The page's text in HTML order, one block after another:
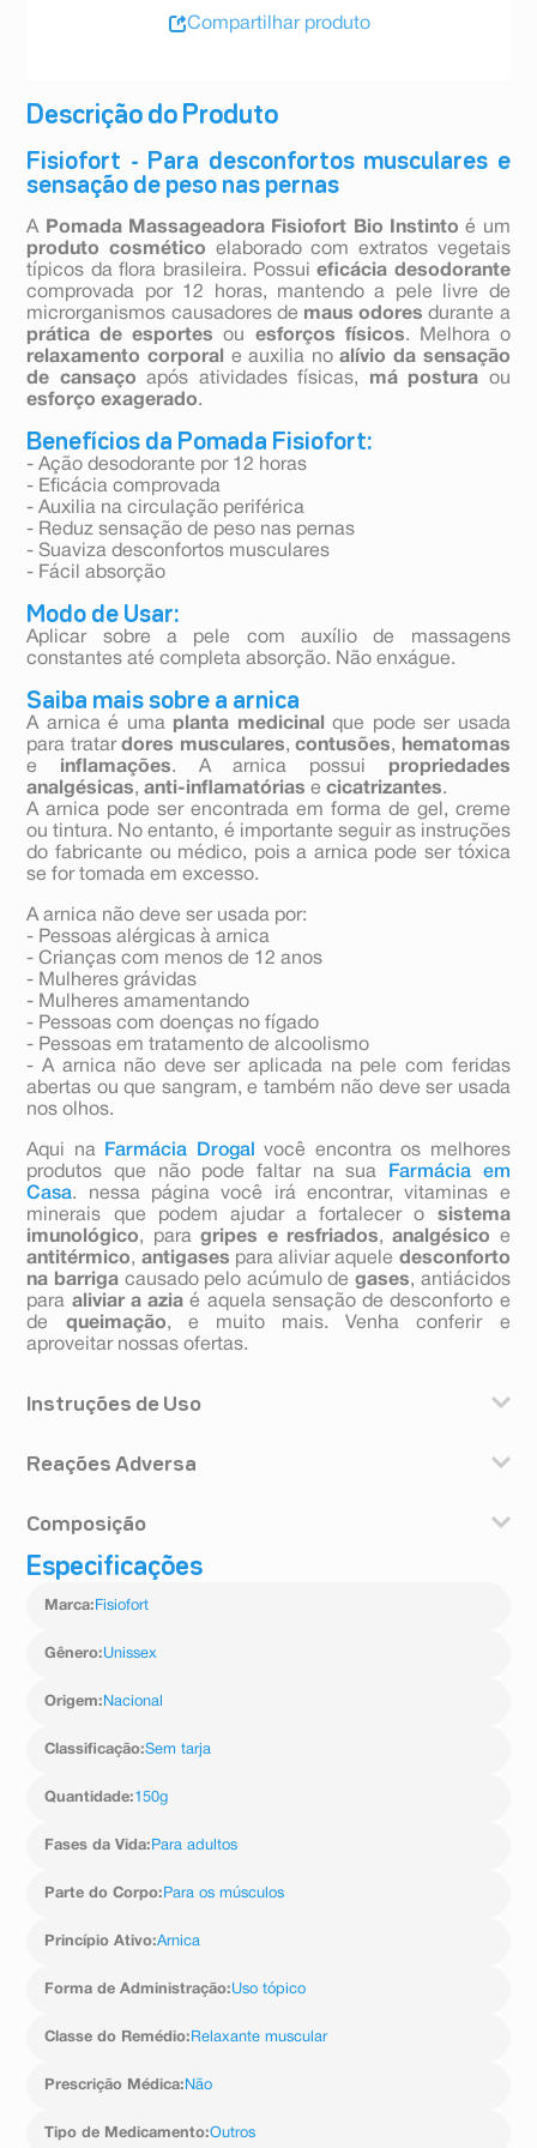
Descrição do Produto
Fisiofort - Para desconfortos musculares e
sensação de peso nas pernas
A Pomada Massageadora Fisiofort Bio Instinto é um
produto cosmético elaborado com extratos vegetais
típicos da flora brasileira. Possuieficácia desodorante
comprovada por 12 horas, mantendo a pele livre de
microrganismos causadores de maus odores durante a
prática de
esportes ou esforços físicos. Melhora o
relaxamento corporal
e auxilia noalívio da sensação
de cansaço após atividades físicas, má postura ou
esforço exagerado.
Benefícios da Pomada Fisiofort:
- Ação desodorante por 12 horas
- Eficácia comprovada
- Auxilia na circulação periférica
- Reduz sensação de peso nas pernas
- Suaviza desconfortos musculares
- Fácil absorção
Modo de Usar:
Aplicar sobre a pele com auxílio de massagens
constantes até completa absorção. Não enxágue.
Saiba mais sobre a arnica
A arnica é uma planta medicinal
que pode ser usada
para tratardores musculares,contusões,
hematomas
e inflamações. A arnica possui propriedades
analgésicas,anti-inflamatórias ecicatrizantes.
A arnica pode ser encontrada em forma de gel, creme
ou tintura. No entanto, é importante seguir as instruções
do fabricante ou médico, pois a arnica pode ser tóxica
se for tomada em excesso.
A arnica não deve ser usada por:
- Pessoas alérgicas à arnica
- Crianças com menos de 12 anos
- Mulheres grávidas
- Mulheres amamentando
- Pessoas com doenças no fígado
- Pessoas em tratamento de alcoolismo
- A arnica não deve ser aplicada na pele com feridas
abertas ou que sangram, e também não deve ser usada
nos olhos.
Aqui na Farmácia Drogal
você encontra os melhores
produtos que não pode faltar na sua
Farmácia em
Casa. nessa página você irá encontrar, vitaminas e
minerais que podem ajudar a fortalecer o sistema
imunológico, paragripes e resfriados,analgésico e
antitérmico, antigases para aliviar aquele desconforto
na barriga causado pelo acúmulo degases, antiácidos
para aliviar a azia é aquela sensação de desconforto e
de queimação, e muito mais. Venha conferir e
aproveitar nossas ofertas.
Instruções de Uso
constantes até completa absorção. Não enxágue.
Reações Adversa
Somente para uso externo. Não aplicar próximo a
lesionada ou irritada. Não inalar. Nunca ingerir. Se
orientação médica. O produto é seguro, não sendo
algum componente da formulação, crianças, gestantes
oclusão no local de aplicação. Conservar em
longe da luz solar.
domésticos.
Composição
Extrato de Flor de Arnica [Arnica Montana], Água, Butil-
Extrato de Folha/Caule de Erva de Santa Maria, Extrato
Etilparabeno, Mentol, Salicilato de Metila,
Polissorbato 80, Propilparabeno, Trietanolamina.
Especificações
Marca: Fisiofort
Gênero:Unissex
Origem: Nacional
Classificação:Sem tarja
Quantidade:150g
Fases da Vida: Para adultos
Parte do Corpo: Para os músculos
Princípio Ativo:Arnica
Forma de Administração:Uso tópico
Classe do Remédio: Relaxante muscular
Prescrição Médica: Não
Tipo de Medicamento:Outros
Compartilhar produto